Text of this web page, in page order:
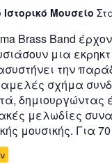
Ιστορικό Μουσείο
Brass Band
μια
την
σχήμα
δημιουργώντας
μελωδίες
μουσικής. Για